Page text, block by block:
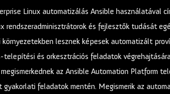
Linux automatizálás Ansible használatával
rendszeradminisztrátorok és fejlesztők tudását
lesznek képesek automatizált
telepítési és orkesztrációs feladatok
az Ansible Automation Platform
gyakorlati feladatok mentén. Megismerik az